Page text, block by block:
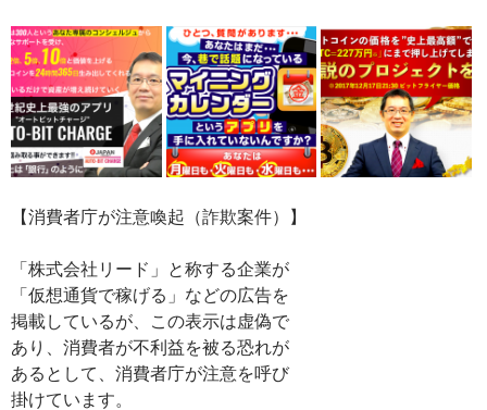
【消費者庁が注意喚起（詐欺案件）】
「株式会社リード」と称する企業が
「仮想通貨で稼げる」などの広告を
掲載しているが、この表示は虚偽で
あり、消費者が不利益を被る恐れが
あるとして、消費者庁が注意を呼び
掛けています。